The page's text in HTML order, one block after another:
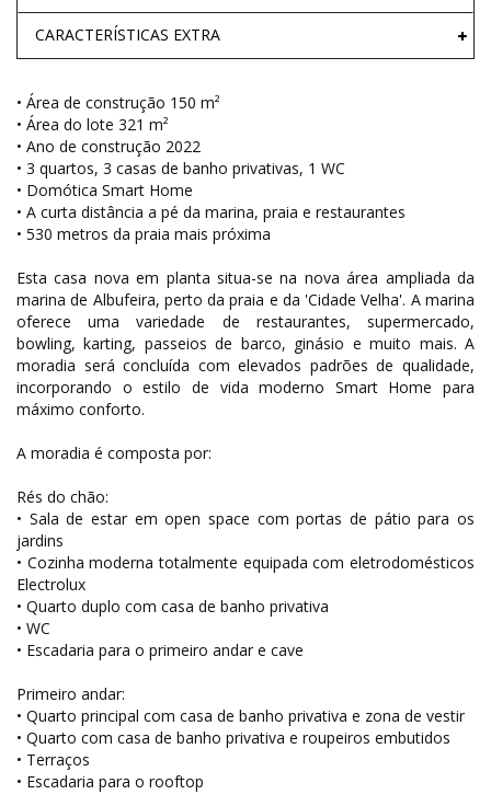
CARACTERÍSTICAS EXTRA
• Área de construção 150 m²
• Área do lote 321 m²
• Ano de construção 2022
• 3 quartos, 3 casas de banho privativas, 1 WC
• Domótica Smart Home
• A curta distância a pé da marina, praia e restaurantes
• 530 metros da praia mais próxima
Esta casa nova em planta situa-se na nova área ampliada da
marina de Albufeira, perto da praia e da 'Cidade Velha'. A marina
oferece uma variedade de restaurantes, supermercado,
bowling, karting, passeios de barco, ginásio e muito mais. A
moradia será concluída com elevados padrões de qualidade,
incorporando o estilo de vida moderno Smart Home para
máximo conforto.
A moradia é composta por:
Rés do chão:
• Sala de estar em open space com portas de pátio para os
jardins
• Cozinha moderna totalmente equipada com eletrodomésticos
Electrolux
• Quarto duplo com casa de banho privativa
• WC
• Escadaria para o primeiro andar e cave
Primeiro andar:
• Quarto principal com casa de banho privativa e zona de vestir
• Quarto com casa de banho privativa e roupeiros embutidos
• Terraços
• Escadaria para o rooftop